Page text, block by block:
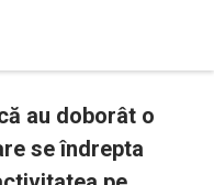
au doborât o
se îndrepta